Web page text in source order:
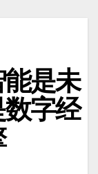
是未
字经